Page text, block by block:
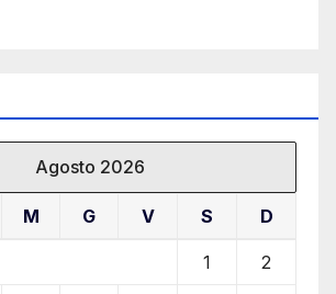
Agosto 2026
M G V S D
1 2